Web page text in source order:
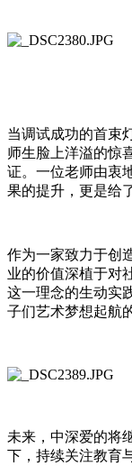
当调试成功的首束
师生脸上洋溢的惊
证。一位老师由衷
果的提升，更是给
作为一家致力于创
业的价值深植于对
这一理念的生动实
子们艺术梦想起航
未来，中深爱的将
下，持续关注教育